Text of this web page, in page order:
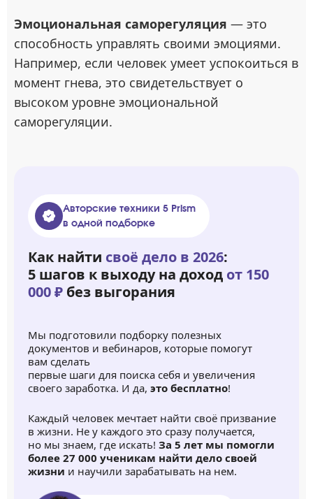
Эмоциональная саморегуляция — это
способность управлять своими эмоциями.
Например, если человек умеет успокоиться в
момент гнева, это свидетельствует о
высоком уровне эмоциональной
саморегуляции.
Авторские техники 5 Prism
в одной подборке
Как найти своё дело в 2026:
5 шагов к выходу на доход от 150
000 ₽ без выгорания
Мы подготовили подборку полезных
документов и вебинаров, которые помогут
вам сделать
первые шаги для поиска себя и увеличения
своего заработка. И да, это бесплатно!
Каждый человек мечтает найти своё призвание
в жизни. Не у каждого это сразу получается,
но мы знаем, где искать! За 5 лет мы помогли
более 27 000 ученикам найти дело своей
жизни и научили зарабатывать на нем.